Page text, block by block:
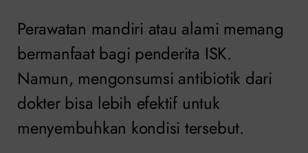
Perawatan mandiri atau alami memang
bermanfaat bagi penderita ISK.
Namun, mengonsumsi antibiotik dari
dokter bisa lebih efektif untuk
menyembuhkan kondisi tersebut.